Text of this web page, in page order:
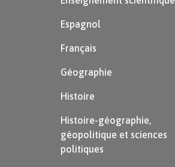
Espagnol
Français
Géographie
Histoire
Histoire-géographie,
géopolitique et sciences
politiques